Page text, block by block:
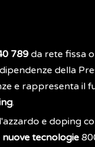
789da rete fissa
della
e rappresenta
.
e doping
tecnologie